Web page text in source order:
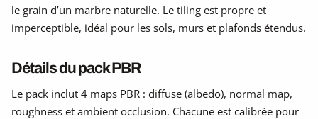
le grain d’un marbre naturelle. Le tiling est propre et
imperceptible, idéal pour les sols, murs et plafonds étendus.
Détails du pack PBR
Le pack inclut 4 maps PBR : diffuse (albedo), normal map,
roughness et ambient occlusion. Chacune est calibrée pour